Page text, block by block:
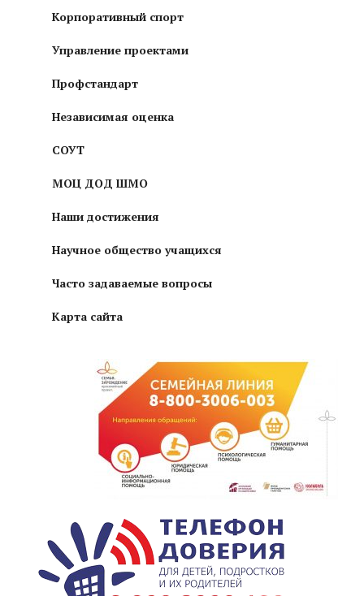
Корпоративный спорт
Управление проектами
Профстандарт
Независимая оценка
СОУТ
МОЦ ДОД ШМО
Наши достижения
Научное общество учащихся
Часто задаваемые вопросы
Карта сайта